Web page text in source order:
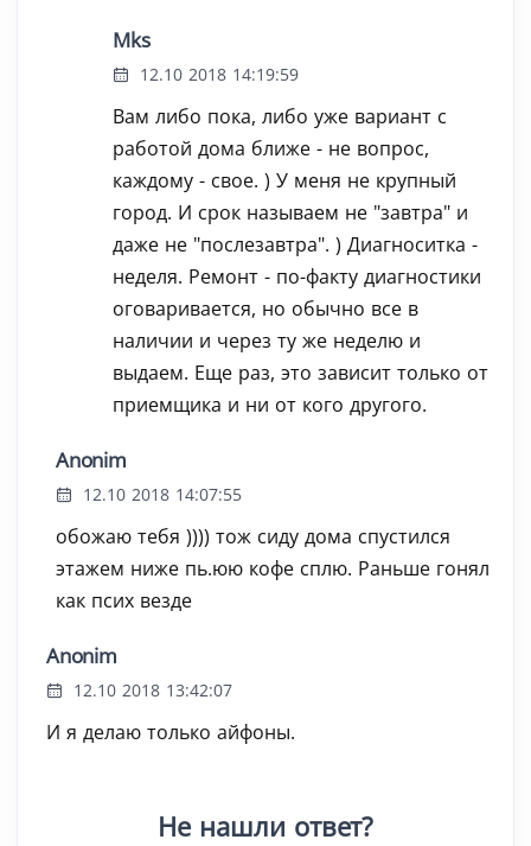
Mks
12.10 2018 14:19:59
Вам либо пока, либо уже вариант с
работой дома ближе - не вопрос,
каждому - свое. ) У меня не крупный
город. И срок называем не "завтра" и
даже не "послезавтра". ) Диагноситка -
неделя. Ремонт - по-факту диагностики
оговаривается, но обычно все в
наличии и через ту же неделю и
выдаем. Еще раз, это зависит только от
приемщика и ни от кого другого.
Anonim
12.10 2018 14:07:55
обожаю тебя )))) тож сиду дома спустился
этажем ниже пь.юю кофе сплю. Раньше гонял
как псих везде
Anonim
12.10 2018 13:42:07
И я делаю только айфоны.
Не нашли ответ?